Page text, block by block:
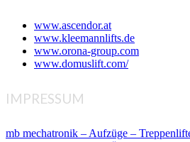
www.ascendor.at
www.kleemannlifts.de
www.orona-group.com
www.domuslift.com/
IMPRESSUM
mb mechatronik – Aufzüge –